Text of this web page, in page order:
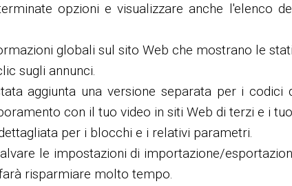
opzioni e visualizzare anche l'elenco
globali sul sito Web che mostrano le
sugli annunci.
aggiunta una versione separata per i
con il tuo video in siti Web di terzi e i
per i blocchi e i relativi parametri.
le impostazioni di importazione/
risparmiare molto tempo.